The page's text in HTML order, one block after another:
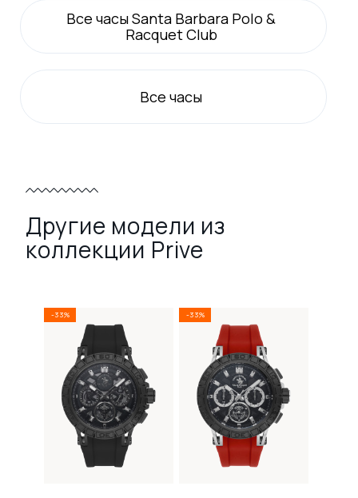
Всечасы Santa Barbara Polo &
Racquet Club
Всечасы
Другие модели из
коллекции Prive
-33% -33%